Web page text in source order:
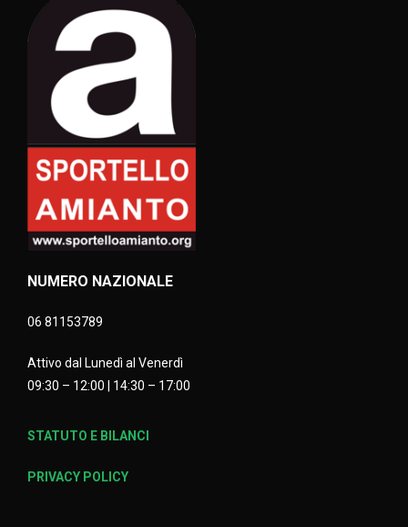
NUMERO NAZIONALE
06 81153789
Attivo dal Lunedì al Venerdì
09:30 – 12:00 | 14:30 – 17:00
STATUTO E BILANCI
PRIVACY POLICY